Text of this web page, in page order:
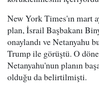
New York Times'ın mart
plan, İsrail Başbakanı
onaylandı ve Netanyahu
Trump ile görüştü. O
Netanyahu'nun planın
olduğu da belirtilmişti.